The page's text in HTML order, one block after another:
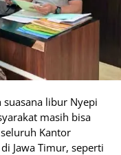
suasana libur Nyepi
masih bisa
Kantor
Jawa Timur, seperti